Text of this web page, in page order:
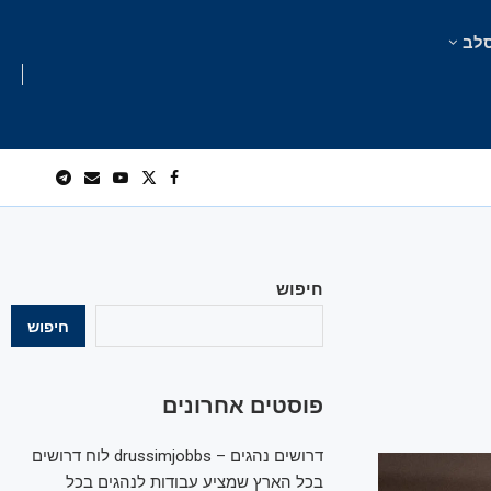
חיפוש
חיפוש
פוסטים אחרונים
דרושים נהגים – drussimjobbs לוח דרושים
בכל הארץ שמציע עבודות לנהגים בכל